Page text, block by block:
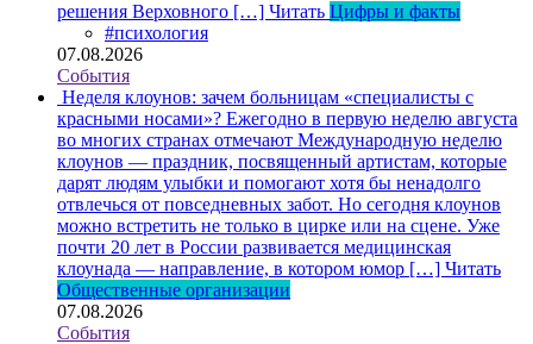
решения Верховного […] Читать Цифры и факты
#психология
07.08.2026
События
Неделя клоунов: зачем больницам «специалисты с
красными носами»? Ежегодно в первую неделю августа
во многих странах отмечают Международную неделю
клоунов — праздник, посвященный артистам, которые
дарят людям улыбки и помогают хотя бы ненадолго
отвлечься от повседневных забот. Но сегодня клоунов
можно встретить не только в цирке или на сцене. Уже
почти 20 лет в России развивается медицинская
клоунада — направление, в котором юмор […] Читать
Общественные организации
07.08.2026
События